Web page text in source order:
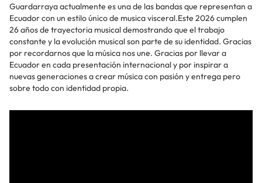
Guardarraya actualmente es una de las bandas que representan a
Ecuador con un estilo único de musica visceral.Este 2026 cumplen
26 años de trayectoria musical demostrando que el trabajo
constante y la evolución musical son parte de su identidad. Gracias
por recordarnos que la música nos une. Gracias por llevar a
Ecuador en cada presentación internacional y por inspirar a
nuevas generaciones a crear música con pasión y entrega pero
sobre todo con identidad propia.